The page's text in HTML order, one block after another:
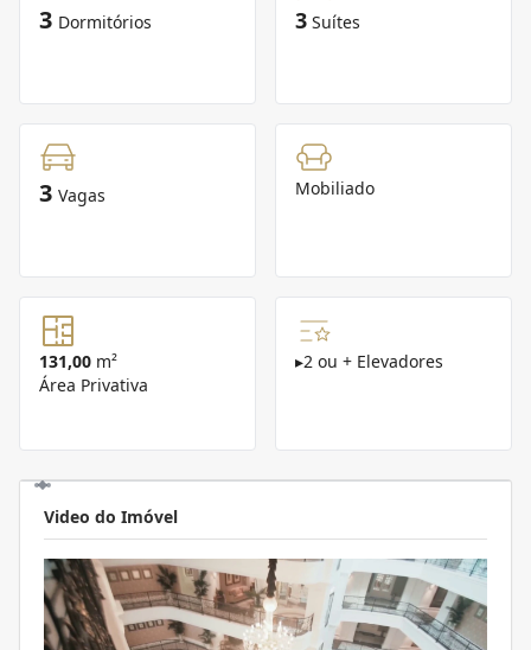
3 Dormitórios 3 Suítes
3 Vagas Mobiliado
131,00 m²
Área Privativa
▸2 ou + Elevadores
Video do Imóvel